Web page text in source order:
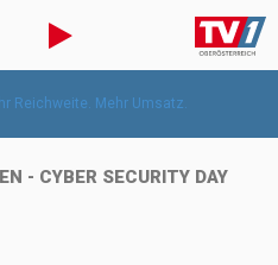
- CYBER SECURITY DAY